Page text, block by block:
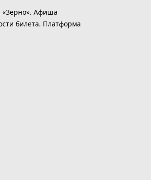
«Зерно». Афиша
билета. Платформа